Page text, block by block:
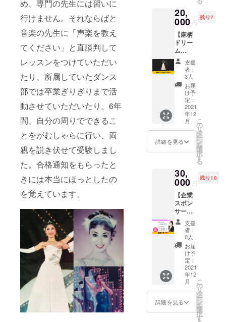
め、専門の先生には習いに
行けません。それならばと
音楽の先生に「声楽を教え
てください」と直談判して
レッスンをつけていただい
たり、所属していたダンス
部では卒業ぎりぎりまで活
動させていただいたり。6年
間、自分の周りでできるこ
とをがむしゃらに行い、両
親を説き伏せて受験しまし
た。合格通知をもらったと
きには本当にほっとしたの
を覚えています。
心が穏
やかに
セッ
ション
です。
あなた
の羅針
盤を見
つけま
せん
か？ 大
阪近郊
であれ
ば訪問
可能で
す。 ※
ご負担
いただ
きま
す。
ペンを1
本ずつ
お届け
しま
す。
SHAON
と
SHAON
プロ
フェッ
ショナ
ルス
クール
の生徒
への応
援にな
りま
セージ
付き。
する
ボール
ペンは
木製か
スワロ
フス
キー風
かを選
べま
す。 ※
生徒へ
のボー
ルペン
はスワ
20,
000 円
残り7
【麻柄
ドリー
ム
キャッ
チャー
】 精麻
とは大
麻の茎
の靭皮
を剥い
でたく
さんの
行程を
経て光
輝くこ
維のこ
とで
す。 神
社のし
め縄や
拝殿の
鈴の下
に付い
ている
太い
ロープ
を鈴緒
といい
ますが
鈴緒の
中身に
使われ
支援
者：
3人
お届
け予
定：
2021
年12
月
詳細を見る
こ
の
リ
タ
ー
ン
を
選
択
す
る
30,
000 円
残り10
【企業
スポン
サー】
SHAON
の企業
スポン
サーに
なれる
権利で
す。 現
在制作
中のHP
に企業
スポン
サーと
支援
者：
0人
お届
け予
定：
2021
年12
月
詳細を見る
こ
の
リ
タ
ー
ン
を
選
択
す